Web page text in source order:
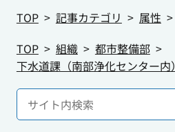
TOP
記事カテゴリ 属性
TOP
組織
都市整備部
下水道課（南部浄化センター内）